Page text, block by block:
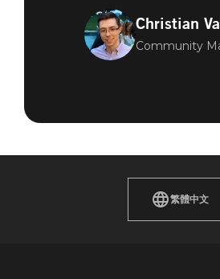
Christian
Community
繁體中文